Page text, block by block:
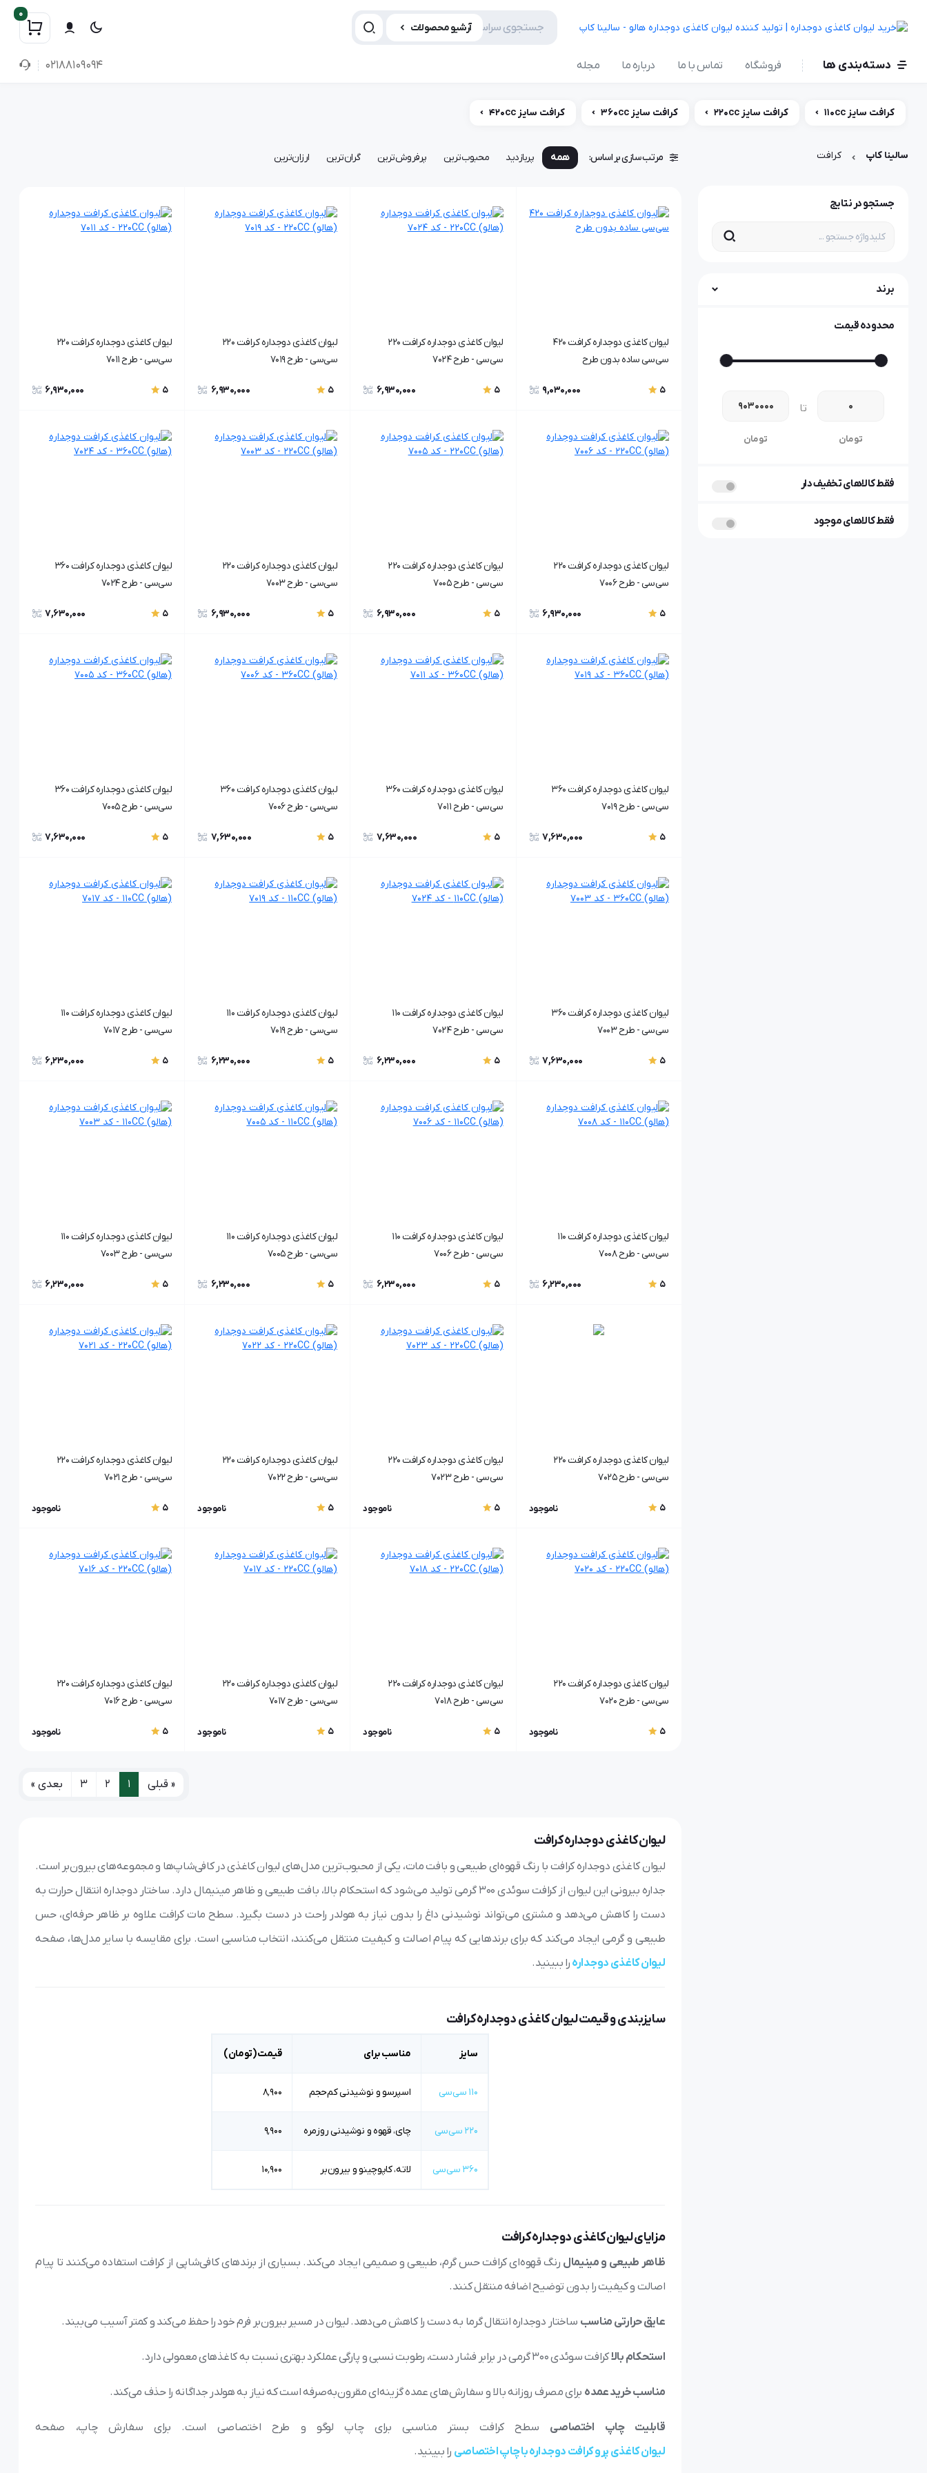
آرشیو محصولات
0
دسته‌بندی ها فروشگاه تماس با ما درباره ما مجله 02188109094
کرافت سایز 110cc کرافت سایز 220cc کرافت سایز 360cc کرافت سایز 420cc
سالینا کاپ کرافت
جستجو در نتایج
برند
محدوده قیمت
تومان
تا
تومان
فقط کالاهای تخفیف دار
فقط کالاهای موجود
مرتب سازی بر اساس: همه پربازدید محبوب‌ترین پرفروش‌ترین گران‌ترین ارزان‌ترین
لیوان کاغذی دوجداره کرافت 420
سی‌سی ساده بدون طرح
5
9,030,000
لیوان کاغذی دوجداره کرافت 220
سی‌سی - طرح ۷۰24
5
6,930,000
لیوان کاغذی دوجداره کرافت 220
سی‌سی - طرح ۷۰19
5
6,930,000
لیوان کاغذی دوجداره کرافت 220
سی‌سی - طرح ۷۰11
5
6,930,000
لیوان کاغذی دوجداره کرافت 220
سی‌سی - طرح ۷۰06
5
6,930,000
لیوان کاغذی دوجداره کرافت 220
سی‌سی - طرح ۷۰05
5
6,930,000
لیوان کاغذی دوجداره کرافت 220
سی‌سی - طرح ۷۰03
5
6,930,000
لیوان کاغذی دوجداره کرافت ۳۶۰
سی‌سی - طرح ۷۰24
5
7,630,000
لیوان کاغذی دوجداره کرافت ۳۶۰
سی‌سی - طرح ۷۰19
5
7,630,000
لیوان کاغذی دوجداره کرافت ۳۶۰
سی‌سی - طرح ۷۰11
5
7,630,000
لیوان کاغذی دوجداره کرافت ۳۶۰
سی‌سی - طرح ۷۰۰6
5
7,630,000
لیوان کاغذی دوجداره کرافت ۳۶۰
سی‌سی - طرح ۷۰۰5
5
7,630,000
لیوان کاغذی دوجداره کرافت ۳۶۰
سی‌سی - طرح ۷۰۰3
5
7,630,000
لیوان کاغذی دوجداره کرافت ۱۱۰
سی‌سی - طرح ۷۰24
5
6,230,000
لیوان کاغذی دوجداره کرافت ۱۱۰
سی‌سی - طرح ۷۰19
5
6,230,000
لیوان کاغذی دوجداره کرافت ۱۱۰
سی‌سی - طرح ۷۰17
5
6,230,000
لیوان کاغذی دوجداره کرافت ۱۱۰
سی‌سی - طرح ۷۰۰8
5
6,230,000
لیوان کاغذی دوجداره کرافت ۱۱۰
سی‌سی - طرح ۷۰۰6
5
6,230,000
لیوان کاغذی دوجداره کرافت ۱۱۰
سی‌سی - طرح ۷۰۰5
5
6,230,000
لیوان کاغذی دوجداره کرافت ۱۱۰
سی‌سی - طرح ۷۰۰3
5
6,230,000
لیوان کاغذی دوجداره کرافت 220
سی‌سی - طرح ۷۰25
5 ناموجود
لیوان کاغذی دوجداره کرافت 220
سی‌سی - طرح ۷۰23
5 ناموجود
لیوان کاغذی دوجداره کرافت 220
سی‌سی - طرح ۷۰22
5 ناموجود
لیوان کاغذی دوجداره کرافت 220
سی‌سی - طرح ۷۰21
5 ناموجود
لیوان کاغذی دوجداره کرافت 220
سی‌سی - طرح ۷۰20
5 ناموجود
لیوان کاغذی دوجداره کرافت 220
سی‌سی - طرح ۷۰18
5 ناموجود
لیوان کاغذی دوجداره کرافت 220
سی‌سی - طرح ۷۰17
5 ناموجود
لیوان کاغذی دوجداره کرافت 220
سی‌سی - طرح ۷۰16
5 ناموجود
« قبلی 1
2
3 بعدی »
لیوان کاغذی دوجداره کرافت
لیوان کاغذی دوجداره کرافت با رنگ قهوه‌ای طبیعی و بافت مات، یکی از محبوب‌ترین مدل‌های لیوان کاغذی در کافی‌شاپ‌ها و مجموعه‌های بیرون‌بر است.
جداره بیرونی این لیوان از کرافت سوئدی ۳۰۰ گرمی تولید می‌شود که استحکام بالا، بافت طبیعی و ظاهر مینیمال دارد. ساختار دوجداره انتقال حرارت به
دست را کاهش می‌دهد و مشتری می‌تواند نوشیدنی داغ را بدون نیاز به هولدر راحت در دست بگیرد. سطح مات کرافت علاوه بر ظاهر حرفه‌ای، حس
طبیعی و گرمی ایجاد می‌کند که برای برندهایی که پیام اصالت و کیفیت منتقل می‌کنند، انتخاب مناسبی است. برای مقایسه با سایر مدل‌ها، صفحه
لیوان کاغذی دوجداره را ببینید.
سایزبندی و قیمت لیوان کاغذی دوجداره کرافت
سایز مناسب برای قیمت (تومان)
۱۱۰ سی‌سی اسپرسو و نوشیدنی کم‌حجم ۸٬۹۰۰
۲۲۰ سی‌سی چای، قهوه و نوشیدنی روزمره ۹٬۹۰۰
۳۶۰ سی‌سی لاته، کاپوچینو و بیرون‌بر ۱۰٬۹۰۰
مزایای لیوان کاغذی دوجداره کرافت
ظاهر طبیعی و مینیمال رنگ قهوه‌ای کرافت حس گرم، طبیعی و صمیمی ایجاد می‌کند. بسیاری از برندهای کافی‌شاپی از کرافت استفاده می‌کنند تا پیام
اصالت و کیفیت را بدون توضیح اضافه منتقل کنند.
عایق حرارتی مناسب ساختار دوجداره انتقال گرما به دست را کاهش می‌دهد. لیوان در مسیر بیرون‌بر فرم خود را حفظ می‌کند و کمتر آسیب می‌بیند.
استحکام بالاکرافت سوئدی ۳۰۰ گرمی در برابر فشار دست، رطوبت نسبی و پارگی عملکرد بهتری نسبت به کاغذهای معمولی دارد.
مناسب خرید عمده برای مصرف روزانه بالا و سفارش‌های عمده گزینه‌ای مقرون‌به‌صرفه است که نیاز به هولدر جداگانه را حذف می‌کند.
قابلیت چاپ اختصاصی سطح کرافت بستر مناسبی برای چاپ لوگو و طرح اختصاصی است. برای سفارش چاپ، صفحه
لیوان کاغذی پرو کرافت دوجداره با چاپ اختصاصی را ببینید.